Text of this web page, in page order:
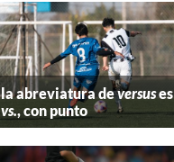
la abreviatura deversuses
vs., con punto